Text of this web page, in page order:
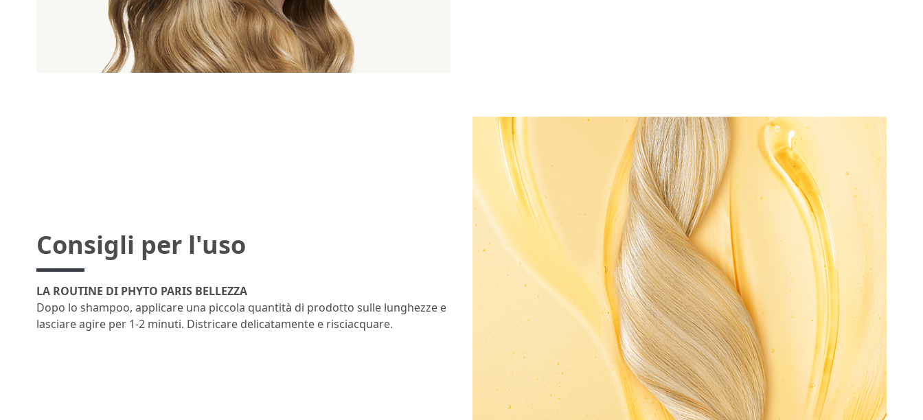
Consigli per l'uso
LA ROUTINE DI PHYTO PARIS BELLEZZA
Dopo lo shampoo, applicare una piccola quantità di prodotto sulle lunghezze e
lasciare agire per 1-2 minuti. Districare delicatamente e risciacquare.